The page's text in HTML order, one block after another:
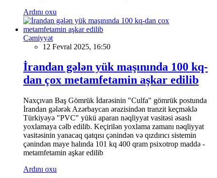
Ardını oxu
Cəmiyyət
12 Fevral 2025, 16:50
İrandan gələn yük maşınında 100 kq-
dan çox metamfetamin aşkar edilib
Naxçıvan Baş Gömrük İdarəsinin "Culfa" gömrük postunda
İrandan gələrək Azərbaycan ərazisindən tranzit keçməklə
Türkiyəyə "PVC" yükü aparan nəqliyyat vasitəsi əsaslı
yoxlamaya cəlb edilib. Keçirilən yoxlama zamanı nəqliyyat
vasitəsinin yanacaq qatqısı çənindən və qızdırıcı sistemin
çənindən maye halında 101 kq 400 qram psixotrop maddə -
metamfetamin aşkar edilib
Ardını oxu